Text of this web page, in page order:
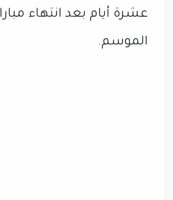
عشرة أيام بعد انتهاء
الموسم.